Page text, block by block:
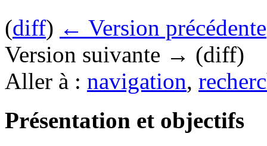
(diff) ← Version précédente
Version suivante → (diff)
Aller à : navigation,
Présentation et objectifs